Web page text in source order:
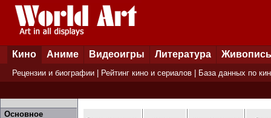
Кино Аниме Видеоигры Литература Живопись
Рецензии и биографии Рейтинг кино и сериалов База данных по
Основное